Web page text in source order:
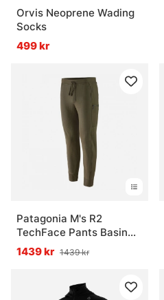
Orvis Neoprene Wading
Socks
499 kr
Patagonia M's R2
TechFace Pants Basin
Green
1439 kr 1439 kr